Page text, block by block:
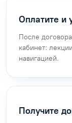
Оплатите и
После
кабинет:
навигацией.
Получите